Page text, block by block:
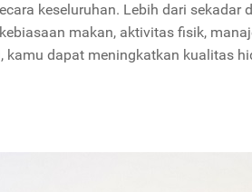
keseluruhan. Lebih dari sekadar
makan, aktivitas fisik,
kamu dapat meningkatkan kualitas